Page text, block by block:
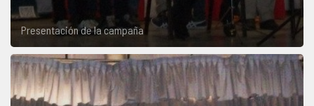
Presentación de la campaña